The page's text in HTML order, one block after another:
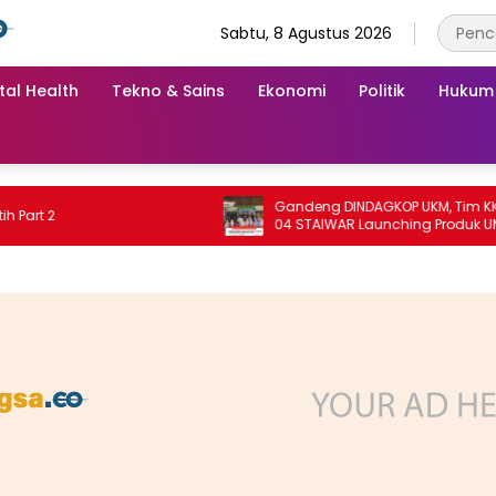
Sabtu, 8 Agustus 2026
Health Tekno & Sains Ekonomi Politik Hukum
Gandeng DINDAGKOP UKM, Tim KKN Unit
04 STAIWAR Launching Produk UMKM
Desa Logung